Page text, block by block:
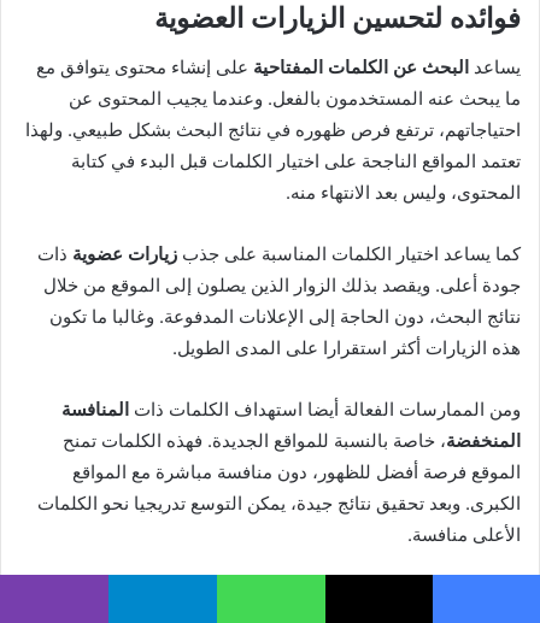
فوائده لتحسين الزيارات العضوية
يساعد البحث عن الكلمات المفتاحية على إنشاء محتوى يتوافق مع
ما يبحث عنه المستخدمون بالفعل. وعندما يجيب المحتوى عن
احتياجاتهم، ترتفع فرص ظهوره في نتائج البحث بشكل طبيعي. ولهذا
تعتمد المواقع الناجحة على اختيار الكلمات قبل البدء في كتابة
المحتوى، وليس بعد الانتهاء منه.
كما يساعد اختيار الكلمات المناسبة على جذب زيارات عضوية ذات
جودة أعلى. ويقصد بذلك الزوار الذين يصلون إلى الموقع من خلال
نتائج البحث، دون الحاجة إلى الإعلانات المدفوعة. وغالبا ما تكون
هذه الزيارات أكثر استقرارا على المدى الطويل.
ومن الممارسات الفعالة أيضا استهداف الكلمات ذات المنافسة
المنخفضة، خاصة بالنسبة للمواقع الجديدة. فهذه الكلمات تمنح
الموقع فرصة أفضل للظهور، دون منافسة مباشرة مع المواقع
الكبرى. وبعد تحقيق نتائج جيدة، يمكن التوسع تدريجيا نحو الكلمات
الأعلى منافسة.